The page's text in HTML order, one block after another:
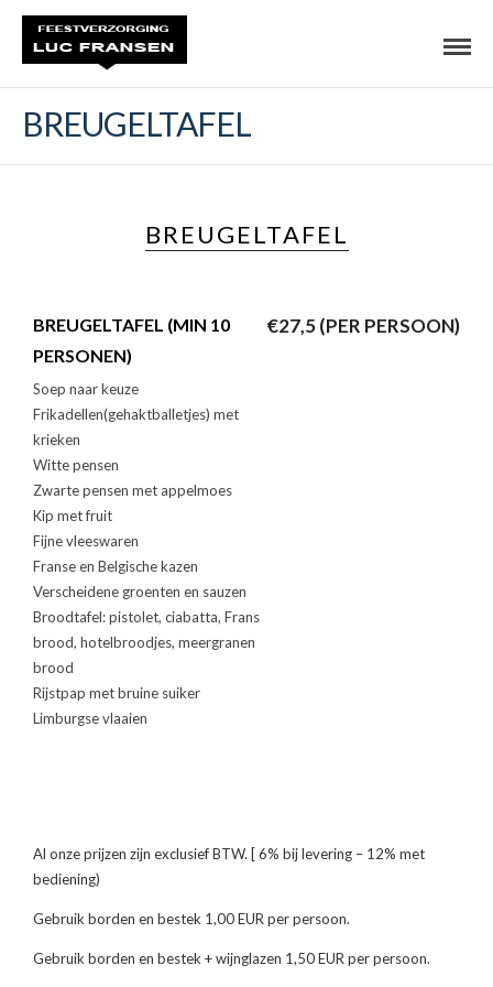
BREUGELTAFEL
BREUGELTAFEL
BREUGELTAFEL (MIN 10
PERSONEN)
€27,5 (PER PERSOON)
Soep naar keuze
Frikadellen(gehaktballetjes) met
krieken
Witte pensen
Zwarte pensen met appelmoes
Kip met fruit
Fijne vleeswaren
Franse en Belgische kazen
Verscheidene groenten en sauzen
Broodtafel: pistolet, ciabatta, Frans
brood, hotelbroodjes, meergranen
brood
Rijstpap met bruine suiker
Limburgse vlaaien
Al onze prijzen zijn exclusief BTW. [ 6% bij levering – 12% met
bediening)
Gebruik borden en bestek 1,00 EUR per persoon.
Gebruik borden en bestek + wijnglazen 1,50 EUR per persoon.